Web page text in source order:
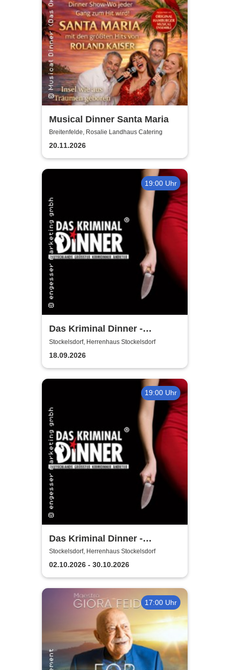
Musical Dinner Santa Maria
Breitenfelde, Rosalie Landhaus Catering
20.11.2026
19:00 Uhr
Das Kriminal Dinner -
Hauptkommissar Schröder
ermittelt
Stockelsdorf, Herrenhaus Stockelsdorf
18.09.2026
19:00 Uhr
Das Kriminal Dinner -
Krimidinner: Ein
Behördenmord
Stockelsdorf, Herrenhaus Stockelsdorf
02.10.2026 - 30.10.2026
17:00 Uhr